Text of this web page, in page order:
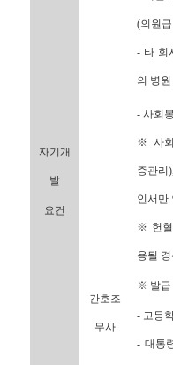
자기개
발
요건
(의원
- 타 회
의 병
간호조
무사
- 사회
※ 사회
증관리
인서만
※ 헌혈
용될
※ 발급
- 고등
- 대통